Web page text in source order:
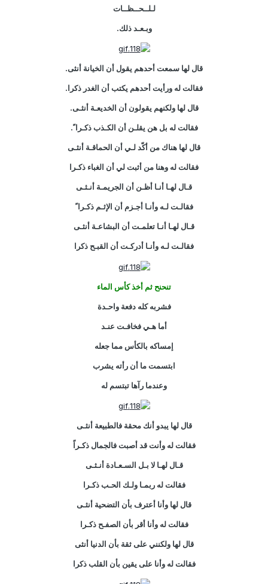
لـلــحــظــات
وبـعـد ذلك.
قال لها سمعت أحدهم يقول أن الخيانة أنثى.
فقالت له ورأيت أحدهم يكتب أن الغدر ذكرا.
قال لها ولكنهم يقولون أن الخديعـة أنثـى.
فقالت له بل هن يقلـن أن الكـذب ذكـرا ً.
قال لها هناك من أكّد لـي أن الحماقـة أنثـى
فقالت له وهنا من أثبت لي أن الغباء ذكـرا
قـال لهـا أنـا أظـن أن الجريمـة أنـثـى
فقالـت لـه وأنـا أجـزم أن الإثـم ذكـرا ً
قـال لهـا أنـا تعلمـت أن البشاعـة أنثـى
فقالـت لـه وأنـا أدركـت أن القبـح ذكرا
تنحنح ثم أخذ كأس الماء
فشربه كله دفعة واحـدة
أما هـي فخافـت عنـد
إمساكه بالكأس مما جعله
ابتسمت ما أن رأته يشرب
وعندما رآها تبتسم له
قال لها يبدو أنك محقة فالطبيعة أنثـى
فقالت له وأنت قد أصبت فالجمال ذكـراً
قـال لهـا لا بـل السـعـادة أنـثـى
فقالت له ربمـا ولـك الحـب ذكـرا
قال لها وأنا أعترف بأن التضحية أنثـى
فقالت له وأنا أقر بأن الصفـح ذكـرا
قال لها ولكنني على ثقة بأن الدنيا أنثى
فقالت له وأنا على يقين بأن القلب ذكرا